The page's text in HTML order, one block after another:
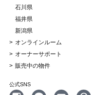
石川県
福井県
新潟県
オンラインルーム
オーナーサポート
販売中の物件
公式SNS